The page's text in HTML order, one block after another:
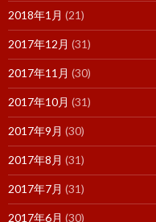
2018年1月 (21)
2017年12月 (31)
2017年11月 (30)
2017年10月 (31)
2017年9月 (30)
2017年8月 (31)
2017年7月 (31)
2017年6月 (30)